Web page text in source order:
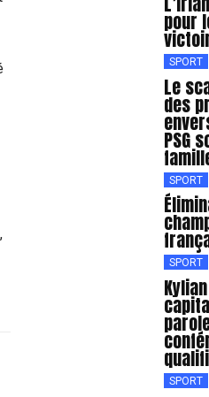
pour
SPORT
Le
des
PSG
SPORT
SPORT
SPORT